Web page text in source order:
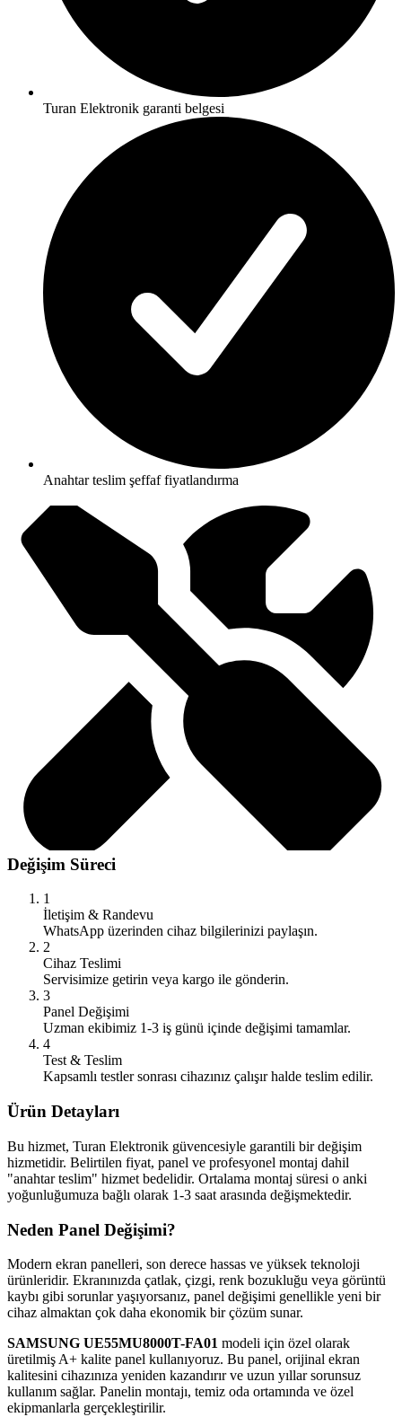
Turan Elektronik garanti belgesi
Anahtar teslim şeffaf fiyatlandırma
Değişim Süreci
1
İletişim & Randevu
WhatsApp üzerinden cihaz bilgilerinizi paylaşın.
2
Cihaz Teslimi
Servisimize getirin veya kargo ile gönderin.
3
Panel Değişimi
Uzman ekibimiz 1-3 iş günü içinde değişimi tamamlar.
4
Test & Teslim
Kapsamlı testler sonrası cihazınız çalışır halde teslim edilir.
Ürün Detayları
Bu hizmet, Turan Elektronik güvencesiyle garantili bir değişim
hizmetidir. Belirtilen fiyat, panel ve profesyonel montaj dahil
"anahtar teslim" hizmet bedelidir. Ortalama montaj süresi o anki
yoğunluğumuza bağlı olarak 1-3 saat arasında değişmektedir.
Neden Panel Değişimi?
Modern ekran panelleri, son derece hassas ve yüksek teknoloji
ürünleridir. Ekranınızda çatlak, çizgi, renk bozukluğu veya görüntü
kaybı gibi sorunlar yaşıyorsanız, panel değişimi genellikle yeni bir
cihaz almaktan çok daha ekonomik bir çözüm sunar.
SAMSUNG UE55MU8000T-FA01 modeli için özel olarak
üretilmiş A+ kalite panel kullanıyoruz. Bu panel, orijinal ekran
kalitesini cihazınıza yeniden kazandırır ve uzun yıllar sorunsuz
kullanım sağlar. Panelin montajı, temiz oda ortamında ve özel
ekipmanlarla gerçekleştirilir.